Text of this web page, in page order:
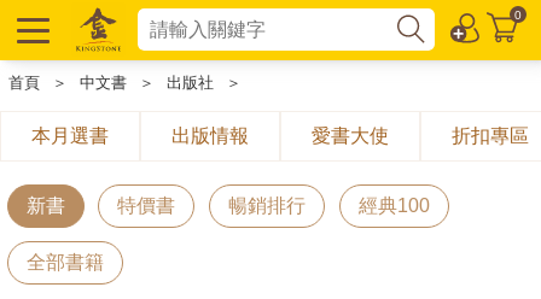
0
首頁 ＞ 中文書 ＞ 出版社 ＞
本月選書 出版情報 愛書大使 折扣專區
新書 特價書 暢銷排行 經典100
全部書籍